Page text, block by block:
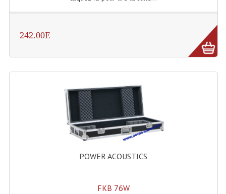
Amplificateurs
Egaliseur Egaliseurs
Enceintes Et Caissons Basses
Packs Sono
Enceintes Passives Sono
242.00E
POWER ACOUSTICS
FKB 76W